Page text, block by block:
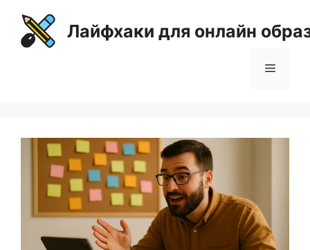
содержимому
Лайфхаки для онлайн
Меню